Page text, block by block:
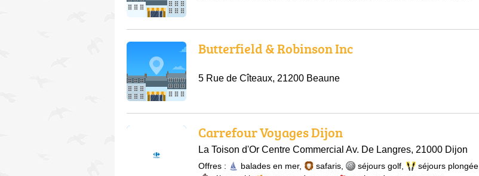
Butterfield & Robinson Inc
5 Rue de Cîteaux, 21200 Beaune
Carrefour Voyages Dijon
La Toison d'Or Centre Commercial Av. De Langres, 21000 Dijon
Offres : balades en mer, safaris séjours golf séjours plongée